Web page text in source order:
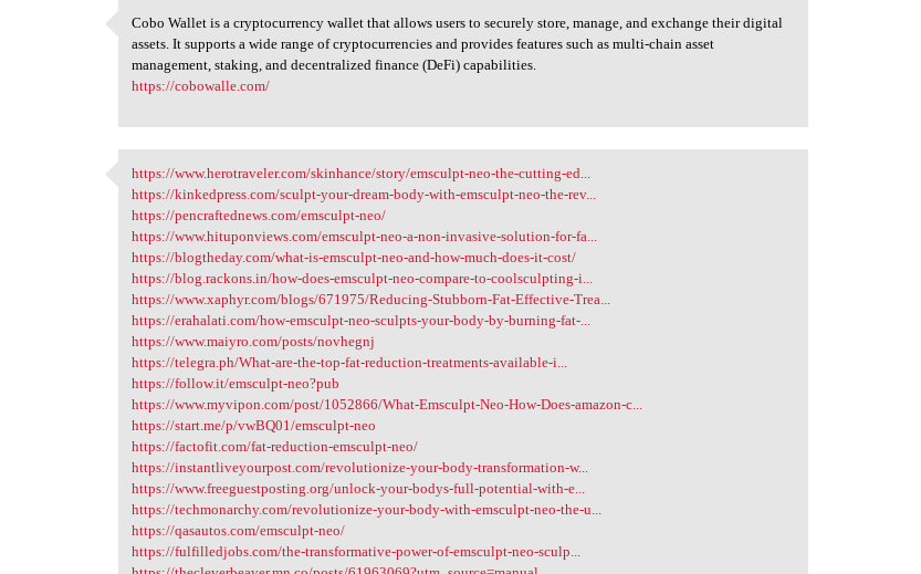
Cobo Wallet is a
Cobo Wallet is a cryptocurrency wallet that allows users to securely store, manage, and exchange their digital
assets. It supports a wide range of cryptocurrencies and provides features such as multi-chain asset
management, staking, and decentralized finance (DeFi) capabilities.
https://cobowalle.com/
https://www.herotraveler.com
https://www.herotraveler.com/skinhance/story/emsculpt-neo-the-cutting-ed...
https://kinkedpress.com/sculpt-your-dream-body-with-emsculpt-neo-the-rev...
https://pencraftednews.com/emsculpt-neo/
https://www.hituponviews.com/emsculpt-neo-a-non-invasive-solution-for-fa...
https://blogtheday.com/what-is-emsculpt-neo-and-how-much-does-it-cost/
https://blog.rackons.in/how-does-emsculpt-neo-compare-to-coolsculpting-i...
https://www.xaphyr.com/blogs/671975/Reducing-Stubborn-Fat-Effective-Trea...
https://erahalati.com/how-emsculpt-neo-sculpts-your-body-by-burning-fat-...
https://www.maiyro.com/posts/novhegnj
https://telegra.ph/What-are-the-top-fat-reduction-treatments-available-i...
https://follow.it/emsculpt-neo?pub
https://www.myvipon.com/post/1052866/What-Emsculpt-Neo-How-Does-amazon-c...
https://start.me/p/vwBQ01/emsculpt-neo
https://factofit.com/fat-reduction-emsculpt-neo/
https://instantliveyourpost.com/revolutionize-your-body-transformation-w...
https://www.freeguestposting.org/unlock-your-bodys-full-potential-with-e...
https://techmonarchy.com/revolutionize-your-body-with-emsculpt-neo-the-u...
https://qasautos.com/emsculpt-neo/
https://fulfilledjobs.com/the-transformative-power-of-emsculpt-neo-sculp...